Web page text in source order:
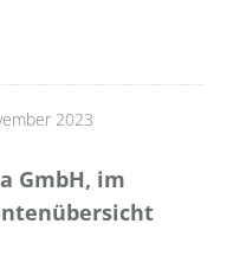
2023
GmbH, im